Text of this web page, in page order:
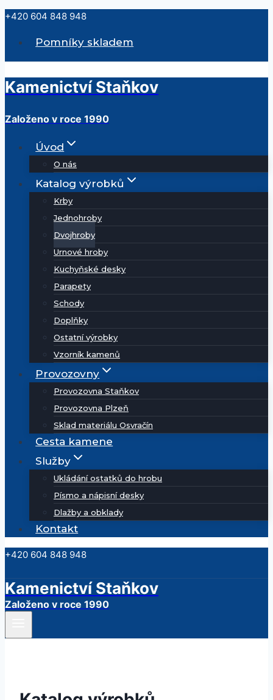
Přeskočit
+420 604 848 948
Pomníky skladem
Kamenictví Staňkov
Založeno v roce 1990
Úvod
O nás
Katalog výrobků
Krby
Jednohroby
Dvojhroby
Urnové hroby
Kuchyňské desky
Parapety
Schody
Doplňky
Ostatní výrobky
Vzorník kamenů
Provozovny
Provozovna Staňkov
Provozovna Plzeň
Sklad materiálu Osvračín
Cesta kamene
Služby
Ukládání ostatků do hrobu
Písmo a nápisní desky
Dlažby a obklady
Kontakt
+420 604 848 948
Kamenictví Staňkov
Založeno v roce 1990